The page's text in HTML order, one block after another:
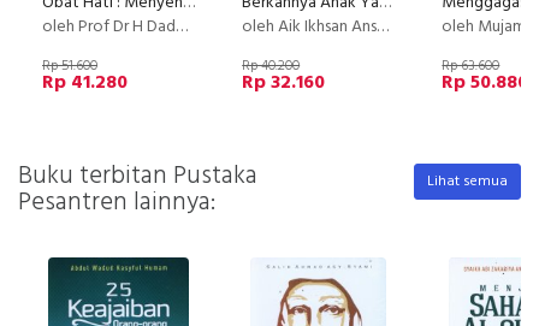
oleh Prof Dr H Dadang Hawari
Rp 51.600
Rp 41.280
oleh Aik Ikhsan Anshori , Imam Nawawi
Rp 40.200
Rp 32.160
oleh Mujamil Qomar,
Rp 63.600
Rp 50.880
Buku terbitan Pustaka
Pesantren lainnya:
Lihat semua